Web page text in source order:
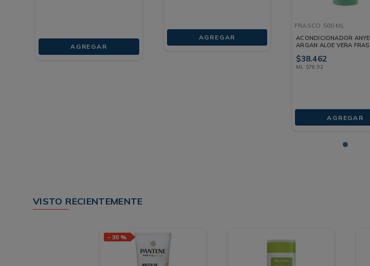
AGREGAR
AGREGAR
FRASCO 500 ML
ACONDICIONADOR
ARGAN ALOE VERA
$38.462
ML $76,92
AGREGAR
VISTO RECIENTEMENTE
- 30 %